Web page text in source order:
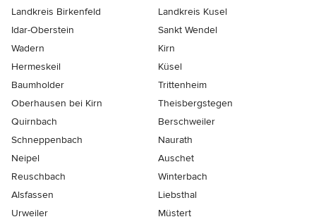
Landkreis Birkenfeld
Landkreis Kusel
Idar-Oberstein
Sankt Wendel
Wadern
Kirn
Hermeskeil
Küsel
Baumholder
Trittenheim
Oberhausen bei Kirn
Theisbergstegen
Quirnbach
Berschweiler
Schneppenbach
Naurath
Neipel
Auschet
Reuschbach
Winterbach
Alsfassen
Liebsthal
Urweiler
Müstert